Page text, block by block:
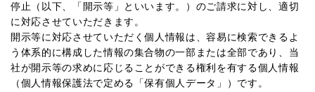
停止（以下、「開示等」といいます。）のご請求に対し、適切
に対応させていただきます。
開示等に対応させていただく個人情報は、容易に検索できるよ
う体系的に構成した情報の集合物の一部または全部であり、当
社が開示等の求めに応じることができる権利を有する個人情報
（個人情報保護法で定める「保有個人データ」）です。